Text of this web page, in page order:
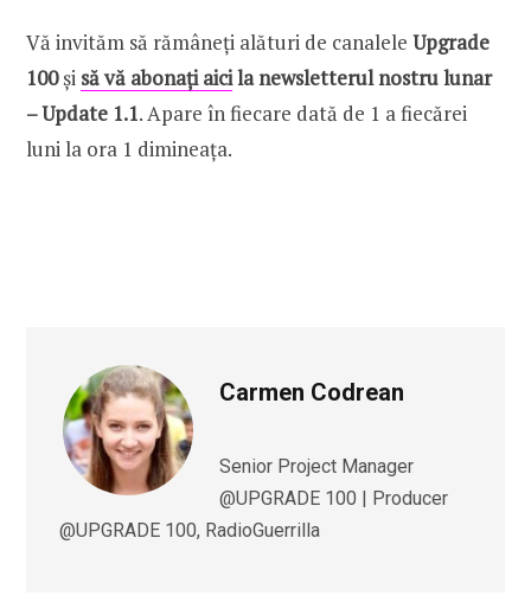
Vă invităm să rămâneți alături de canalele Upgrade
100și să vă abonați aicila newsletterul nostru lunar
– Update 1.1. Apare în fiecare dată de 1 a fiecărei
luni la ora 1 dimineața.
Carmen Codrean
Senior Project Manager
@UPGRADE 100 | Producer
@UPGRADE 100, RadioGuerrilla